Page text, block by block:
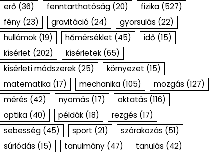
erő (36) fenntarthatóság (20) fizika (527)
fény (23) gravitáció (24) gyorsulás (22)
hullámok (19) hőmérséklet (45) idő (15)
kísérlet (202) kísérletek (65)
kísérleti módszerek (25) környezet (15)
matematika (17) mechanika (105) mozgás (127)
mérés (42) nyomás (17) oktatás (116)
optika (40) példák (18) rezgés (17)
sebesség (45) sport (21) szórakozás (51)
súrlódás (15) tanulmány (47) tanulás (42)